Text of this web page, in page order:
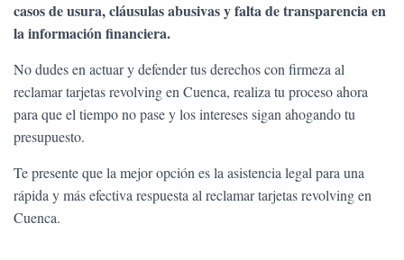
casos de usura, cláusulas abusivas y falta de transparencia en
la información financiera.
No dudes en actuar y defender tus derechos con firmeza al
reclamar tarjetas revolving en Cuenca, realiza tu proceso ahora
para que el tiempo no pase y los intereses sigan ahogando tu
presupuesto.
Te presente que la mejor opción es la asistencia legal para una
rápida y más efectiva respuesta al reclamar tarjetas revolving en
Cuenca.